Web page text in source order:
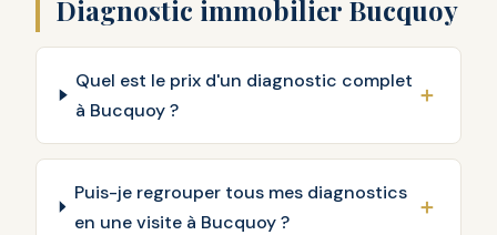
Diagnostic immobilier Bucquoy
Quel est le prix d'un diagnostic complet
à Bucquoy ?
Puis-je regrouper tous mes diagnostics
en une visite à Bucquoy ?